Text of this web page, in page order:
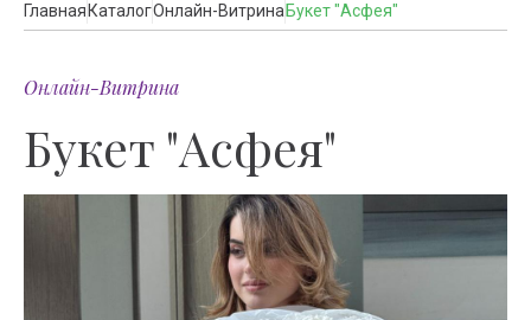
Главная КаталогОнлайн-Витрина Букет "Асфея"
Онлайн-Витрина
Букет "Асфея"